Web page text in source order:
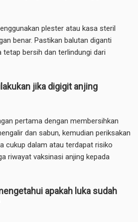
plester atau kasa steril
benar. Pastikan balutan diganti
tetap bersih dan terlindungi dari
jika digigit anjing
pertama dengan membersihkan
dan sabun, kemudian periksakan
cukup dalam atau terdapat risiko
riwayat vaksinasi anjing kepada
apakah luka sudah